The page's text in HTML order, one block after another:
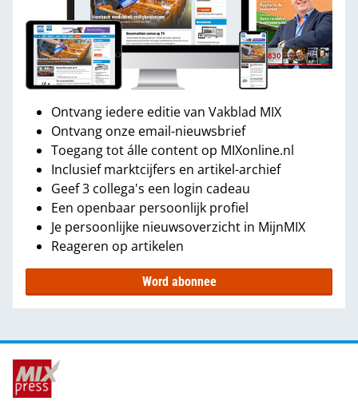
Ontvang iedere editie van Vakblad MIX
Ontvang onze email-nieuwsbrief
Toegang tot álle content op MIXonline.nl
Inclusief marktcijfers en artikel-archief
Geef 3 collega's een login cadeau
Een openbaar persoonlijk profiel
Je persoonlijke nieuwsoverzicht in MijnMIX
Reageren op artikelen
Word abonnee